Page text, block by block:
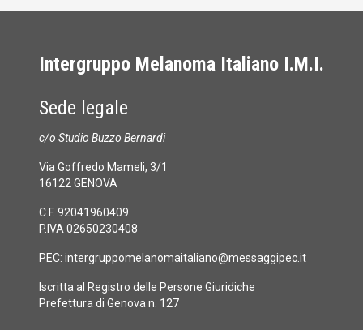
Intergruppo Melanoma Italiano I.M.I.
Sede legale
c/o Studio Buzzo Bernardi
Via Goffredo Mameli, 3/1
16122 GENOVA
C.F. 92041960409
P.IVA 02650230408
PEC: intergruppomelanomaitaliano@messaggipec.it
Iscritta al Registro delle Persone Giuridiche
Prefettura di Genova n. 127